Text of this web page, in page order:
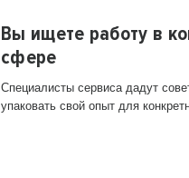
Вы ищете работу в
сфере
Специалисты сервиса дадут
упаковать свой опыт для